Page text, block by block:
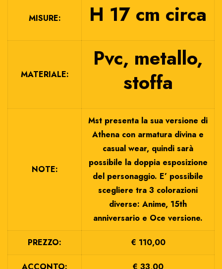
MISURE: H 17 cm circa
MATERIALE:
Pvc, metallo,
stoffa
NOTE:
Mst presenta la sua versione di
Athena con armatura divina e
casual wear, quindi sarà
possibile la doppia esposizione
del personaggio. E’ possibile
scegliere tra 3 colorazioni
diverse: Anime, 15th
anniversario e Oce versione.
PREZZO: € 110,00